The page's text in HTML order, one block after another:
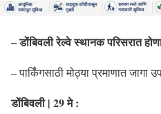
– डोंबिवली रेल्वे स्थानक परिसरात
– पार्किंगसाठी मोठ्या प्रमाणात जागा
डोंबिवली | 29 मे :